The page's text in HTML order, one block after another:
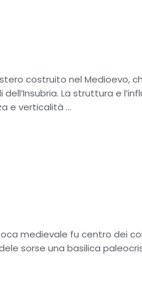
costruito nel Medioevo,
La struttura e
e verticalità …
medievale fu centro dei
sorse una basilica